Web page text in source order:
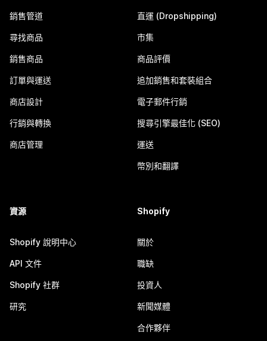
銷售管道
尋找商品
銷售商品
訂單與運送
商店設計
行銷與轉換
商店管理
直運 (Dropshipping)
市集
商品評價
追加銷售和套裝組合
電子郵件行銷
搜尋引擎最佳化 (SEO)
運送
幣別和翻譯
資源
Shopify 說明中心
API 文件
Shopify 社群
研究
Shopify
關於
職缺
投資人
新聞媒體
合作夥伴